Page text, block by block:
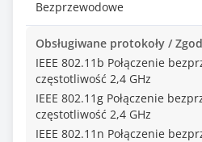
Bezprzewodowe
Obsługiwane protokoły /
IEEE 802.11b Połączenie
częstotliwość 2,4 GHz
IEEE 802.11g Połączenie
częstotliwość 2,4 GHz
IEEE 802.11n Połączenie